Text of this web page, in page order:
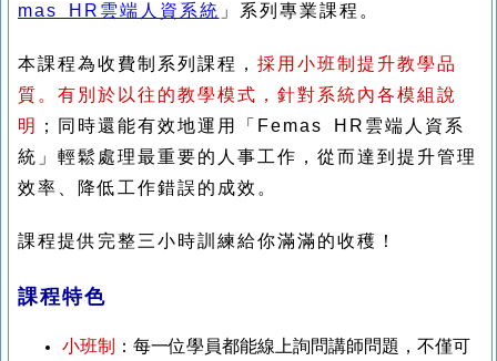
mas HR雲端人資系統 」系列專業課程。
本課程為收費制系列課程， 採用小班制提升教學品
質。有別於以往的教學模式，針對系統內各模組說
明
；同時還能有效地運用「Femas HR雲端人資系
統」輕鬆處理最重要的人事工作，從而達到提升管理
效率、降低工作錯誤的成效。
課程提供完整三小時訓練給你滿滿的收穫！
課程特色
小班制 ： 每一位學員都能線上詢問講師問題 ，不僅可